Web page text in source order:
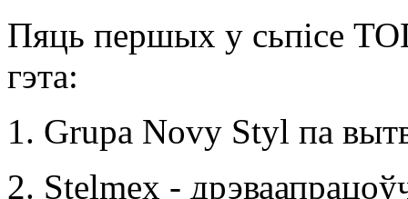
Пяць першых у сьпісе
гэта:
1. Grupa Novy Styl па
2. Stelmex -